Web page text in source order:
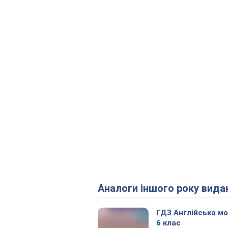
Аналоги іншого року
ГДЗ Англійська
6 клас